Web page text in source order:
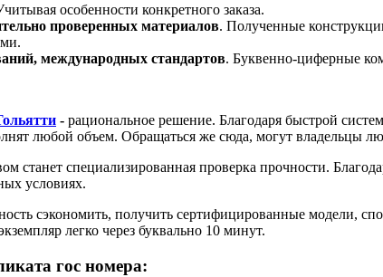
особенности конкретного заказа.
проверенных материалов. Полученные
международных стандартов. Буквенно-циферные
- рациональное решение. Благодаря быстрой
любой объем. Обращаться же сюда, могут владельцы
станет специализированная проверка прочности.
условиях.
сэкономить, получить сертифицированные модели,
легко через буквально 10 минут.
гос номера: